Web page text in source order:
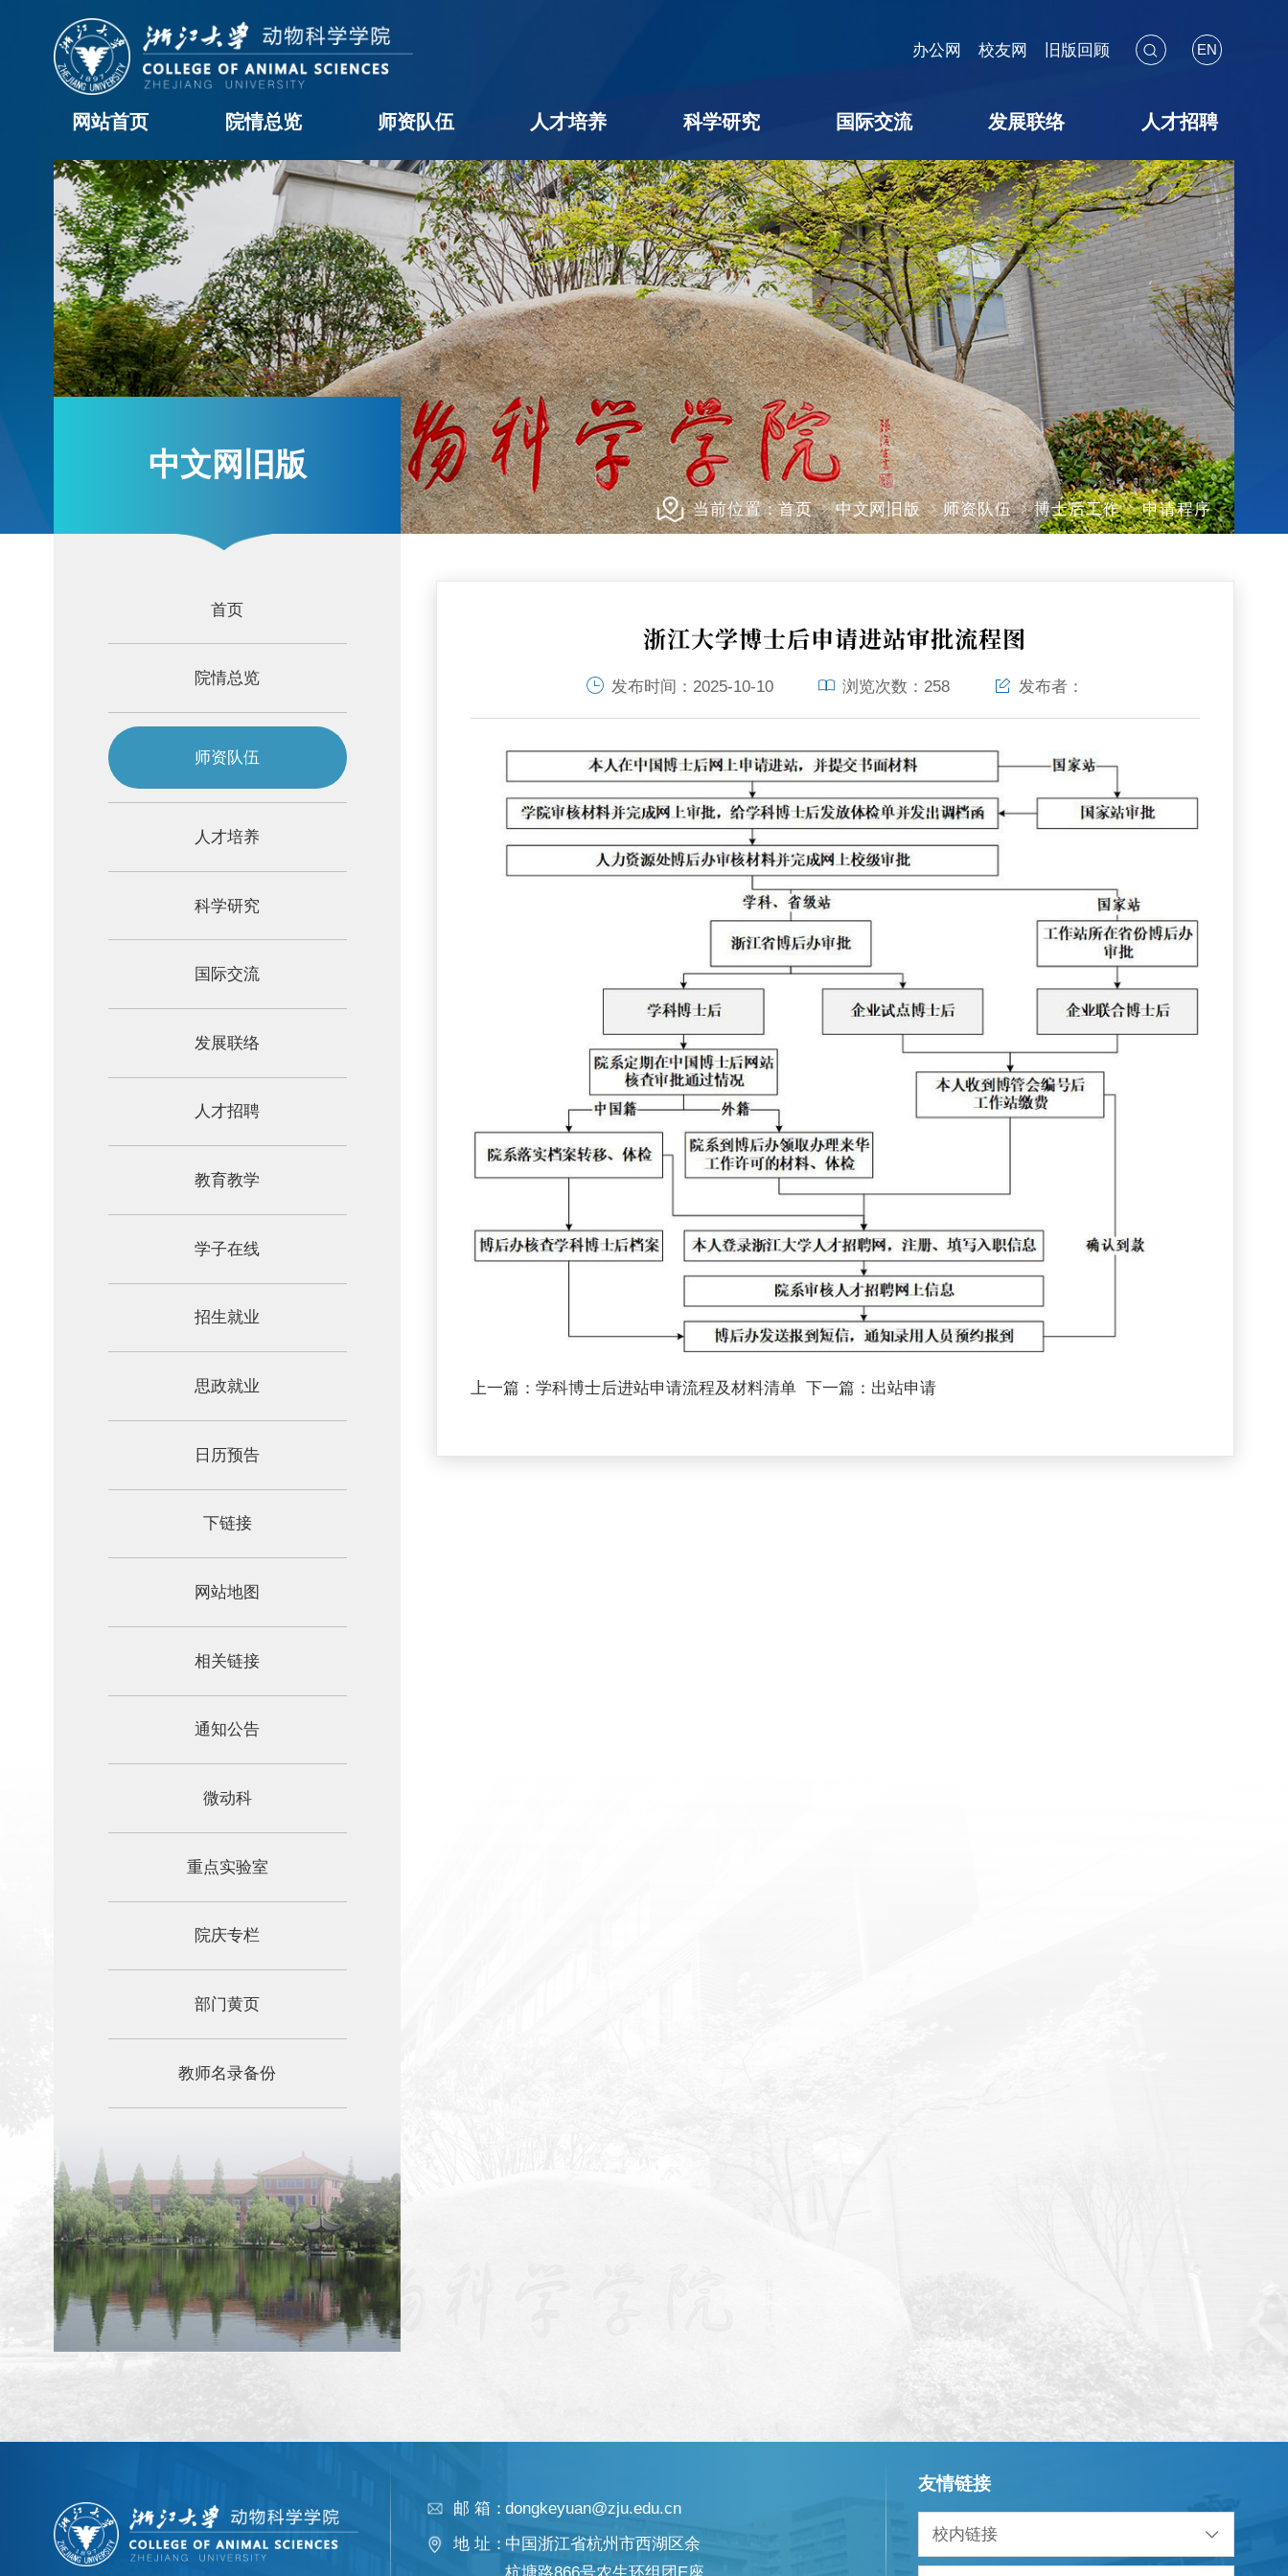
网站首页 院情总览
学院概况
历任领导
现任领导
机构设置
学院黄页
科室职责
办事流程
院长信箱
师资队伍
教职工名录
学科队伍
博士后
访问学者
人才培养
本科生教育
研究生教育
学生工作
教学相长
创新创业
科学研究
科研进展
科研团队
平台机构
科研成果
社会服务
学术期刊
企业出题
成果转化
公用平台
学术交流
国际交流
海外见闻
国际会议
交流项目
暑期学校
发展联络
校友联络
教育基金
捐赠途径
捐赠鸣谢
捐赠用途
人才招聘
教师招聘
博后招聘
员工招聘
办公网 校友网 旧版回顾 EN
当前位置：首页 中文网旧版 师资队伍 博士后工作 申请程序
中文网旧版
首页
院情总览
师资队伍
人才培养
科学研究
国际交流
发展联络
人才招聘
教育教学
学子在线
招生就业
思政就业
日历预告
下链接
网站地图
相关链接
通知公告
微动科
重点实验室
院庆专栏
部门黄页
教师名录备份
浙江大学博士后申请进站审批流程图
发布时间： 2025-10-10 浏览次数： 258 发布者：
上一篇：学科博士后进站申请流程及材料清单 下一篇： 出站申请
邮 箱：dongkeyuan@zju.edu.cn
地 址：中国浙江省杭州市西湖区余
友情链接
校内链接